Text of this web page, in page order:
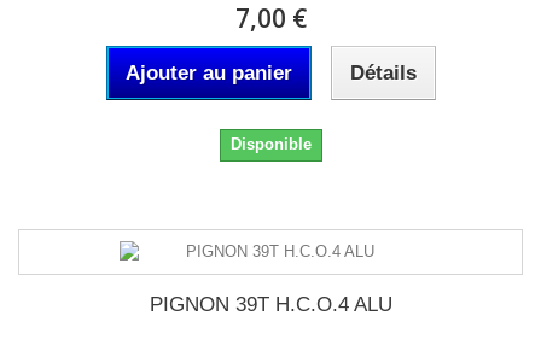
7,00 €
Ajouter au panier Détails
Disponible
PIGNON 39T H.C.O.4 ALU